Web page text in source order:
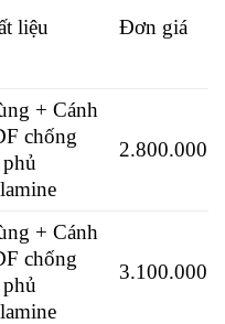
liệu Đơn giá
+ Cánh
chống
2.800.000
+ Cánh
chống
3.100.000